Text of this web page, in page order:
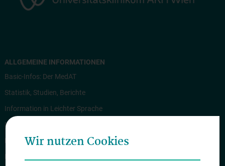
ALLGEMEINE INFORMATIONEN
Basic-Infos: Der MedAT
Statistik, Studien, Berichte
Information in Leichter Sprache
Information in English
Rechtliche Grundlagen
News
Wir nutzen Cookies